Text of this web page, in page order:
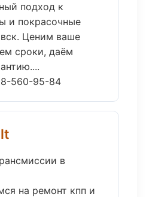
подход к
и покрасочные
Ценим ваше
сроки, даём
560-95-84
в
на ремонт кпп и